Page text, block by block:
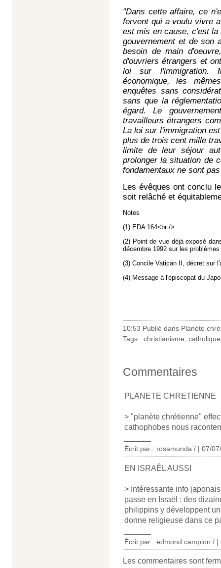
"Dans cette affaire, ce
fervent qui a voulu vivre
est mis en cause, c'est la
gouvernement et de son
besoin de main
d'ouvriers étrangers et
loi sur l'immigration.
économique, les
enquêtes sans
sans que la
égard. Le
travailleurs étrangers
La loi sur l'immigration
plus de trois cent mille
limite de leur séjour
prolonger la situation de
fondamentaux ne sont
Les évêques ont conclu
soit relâché et
Notes
(1) EDA 164<br />
(2) Point de vue déjà exposé
décembre 1992 sur les
(3) Concile Vatican II, décret sur
(4) Message à l'épiscopat du
10:53 Publié dans Planète
Tags : christianisme
Commentaires
PLANETE CHRETIENNE
> "planète chrétienne"
cathophobes nous
Écrit par : rosamunda / | 07/
EN ISRAÊL AUSSI
> Intéressante info
passe en Israël : des
philippins y développent
donne religieuse dans ce
Écrit par : edmond campion / |
Les commentaires sont